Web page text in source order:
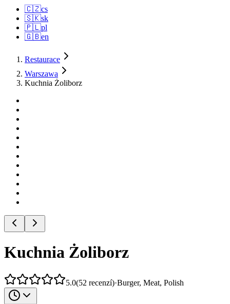
🇨🇿cs
🇸🇰sk
🇵🇱pl
🇬🇧en
Restaurace
Warszawa
Kuchnia Żoliborz
Kuchnia Żoliborz
5.0(52 recenzí)·Burger, Meat, Polish